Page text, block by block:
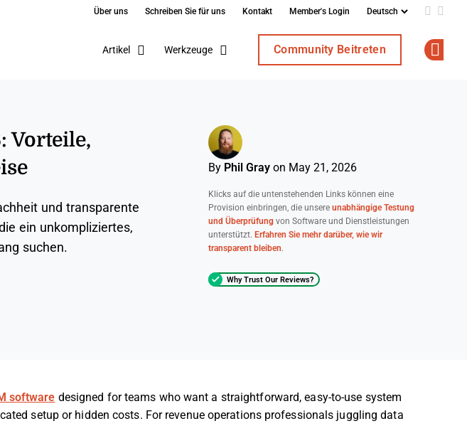
Über uns Schreiben Sie für uns Kontakt Member's Login Add us
Artikel Werkzeuge Community Beitreten
Vorteile,
und transparente
ein unkompliziertes,
suchen.
By Phil Gray on May 21, 2026
Klicks auf die untenstehenden Links können eine
Provision einbringen, die unsere unabhängige Testung
und Überprüfung von Software und Dienstleistungen
unterstützt. Erfahren Sie mehr darüber, wie wir
transparent bleiben.
Why Trust Our Reviews?
software designed for teams who want a straightforward, easy-to-use system
setup or hidden costs. For revenue operations professionals juggling data